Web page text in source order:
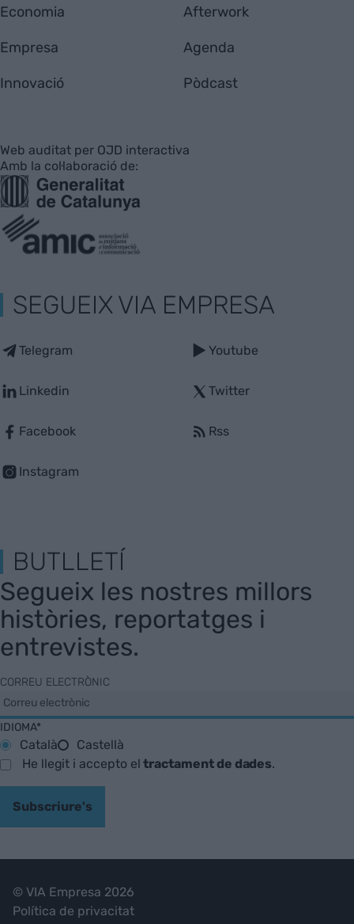
Economia
Empresa
Innovació
Afterwork
Agenda
Pòdcast
Web auditat per OJD interactiva
Amb la col·laboració de:
SEGUEIX VIA EMPRESA
Telegram
Linkedin
Facebook
Instagram
Youtube
Twitter
Rss
BUTLLETÍ
Segueix les nostres millors
històries, reportatges i
entrevistes.
CORREU ELECTRÒNIC
IDIOMA*
Català
Castellà
He llegit i accepto eltractament de dades.
Subscriure's
© VIA Empresa 2026
Política de privacitat